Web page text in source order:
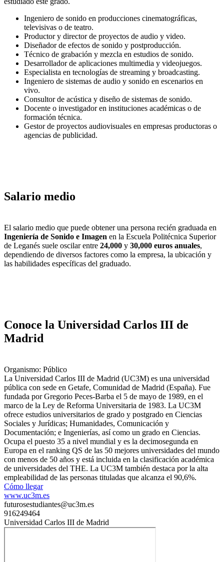
Ingeniero de sonido en producciones cinematográficas,
televisivas o de teatro.
Productor y director de proyectos de audio y video.
Diseñador de efectos de sonido y postproducción.
Técnico de grabación y mezcla en estudios de sonido.
Desarrollador de aplicaciones multimedia y videojuegos.
Especialista en tecnologías de streaming y broadcasting.
Ingeniero de sistemas de audio y sonido en escenarios en
vivo.
Consultor de acústica y diseño de sistemas de sonido.
Docente o investigador en instituciones académicas o de
formación técnica.
Gestor de proyectos audiovisuales en empresas productoras o
agencias de publicidad.
Salario medio
El salario medio que puede obtener una persona recién graduada en
Ingeniería de Sonido e Imagen en la Escuela Politécnica Superior
de Leganés suele oscilar entre 24,000 y 30,000 euros anuales,
dependiendo de diversos factores como la empresa, la ubicación y
las habilidades específicas del graduado.
Conoce la Universidad Carlos III de
Madrid
Organismo: Público
La Universidad Carlos III de Madrid (UC3M) es una universidad
pública con sede en Getafe, Comunidad de Madrid (España). Fue
fundada por Gregorio Peces-Barba el 5 de mayo de 1989, en el
marco de la Ley de Reforma Universitaria de 1983. La UC3M
ofrece estudios universitarios de grado y postgrado en Ciencias
Sociales y Jurídicas; Humanidades, Comunicación y
Documentación; e Ingenierías, así como un grado en Ciencias.
Ocupa el puesto 35 a nivel mundial y es la decimosegunda en
Europa en el ranking QS de las 50 mejores universidades del mundo
con menos de 50 años y está incluida en la clasificación académica
de universidades del THE. La UC3M también destaca por la alta
empleabilidad de las personas tituladas que alcanza el 90,6%.
Cómo llegar
www.uc3m.es
futurosestudiantes@uc3m.es
916249464
Universidad Carlos III de Madrid